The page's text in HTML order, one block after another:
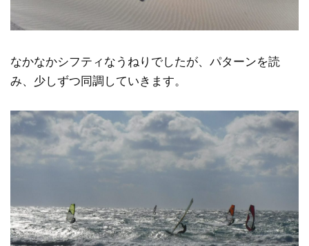
なかなかシフティなうねりでしたが、パターンを読
み、少しずつ同調していきます。